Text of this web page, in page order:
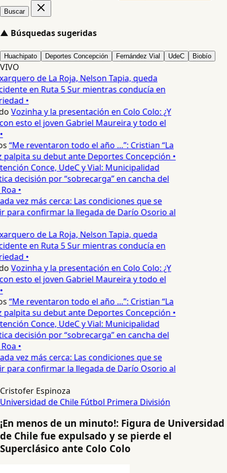
Buscar
▲ Búsquedas sugeridas
Huachipato Deportes Concepción Fernández Vial UdeC Biobío
VIVO
de La Roja, Nelson Tapia, queda
en Ruta 5 Sur mientras conducía en
•
Vozinha y la presentación en Colo Colo: ¿Y
esto el joven Gabriel Maureira y todo el
“Me reventaron todo el año …”: Cristian “La
su debut ante Deportes Concepción •
Conce, UdeC y Vial: Municipalidad
decisión por “sobrecarga” en cancha del
•
vez más cerca: Las condiciones que se
para confirmar la llegada de Darío Osorio al
de La Roja, Nelson Tapia, queda
en Ruta 5 Sur mientras conducía en
•
Vozinha y la presentación en Colo Colo: ¿Y
esto el joven Gabriel Maureira y todo el
“Me reventaron todo el año …”: Cristian “La
su debut ante Deportes Concepción •
Conce, UdeC y Vial: Municipalidad
decisión por “sobrecarga” en cancha del
•
vez más cerca: Las condiciones que se
para confirmar la llegada de Darío Osorio al
Cristofer Espinoza
Universidad de Chile Fútbol Primera División
¡En menos de un minuto!: Figura de Universidad
de Chile fue expulsado y se pierde el
Superclásico ante Colo Colo